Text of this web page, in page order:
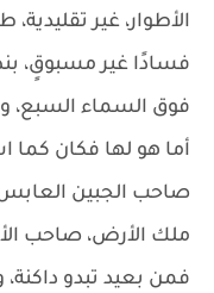
الأطوار، غير
فسادًا غير مسبوقٍ،
فوق السماء السبع،
أما هو لها فكان كما
صاحب الجبين
ملك الأرض، صاحب
فمن بعيد تبدو